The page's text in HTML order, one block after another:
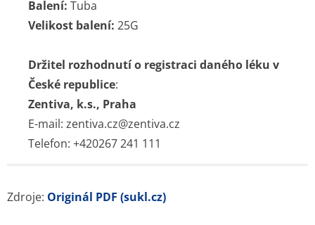
Balení: Tuba
Velikost balení: 25G
Držitel rozhodnutí o registraci daného léku v
České republice:
Zentiva, k.s., Praha
E-mail: zentiva.cz@zentiva.cz
Telefon: +420267 241 111
Zdroje: Originál PDF (sukl.cz)